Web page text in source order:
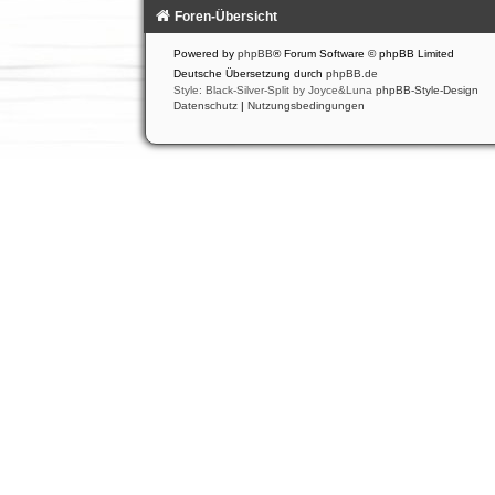
Foren-Übersicht
Powered by phpBB® Forum Software © phpBB Limited
Deutsche Übersetzung durch phpBB.de
Style: Black-Silver-Split by Joyce&Luna phpBB-Style-Design
Datenschutz | Nutzungsbedingungen